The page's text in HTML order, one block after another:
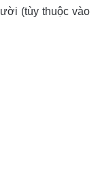
(tùy thuộc vào